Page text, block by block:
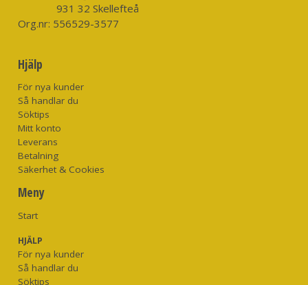
931 32 Skellefteå
Org.nr: 556529-3577
Hjälp
För nya kunder
Så handlar du
Söktips
Mitt konto
Leverans
Betalning
Säkerhet & Cookies
Meny
Start
HJÄLP
För nya kunder
Så handlar du
Söktips